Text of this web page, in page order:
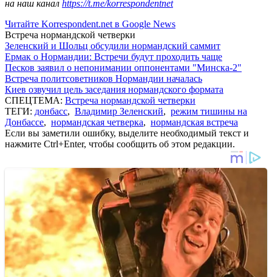
на наш канал https://t.me/korrespondentnet
Читайте Korrespondent.net в Google News
Встреча нормандской четверки
Зеленский и Шольц обсудили нормандский саммит
Ермак о Нормандии: Встречи будут проходить чаще
Песков заявил о непонимании оппонентами "Минска-2"
Встреча политсоветников Нормандии началась
Киев озвучил цель заседания нормандского формата
СПЕЦТЕМА: Встреча нормандской четверки
ТЕГИ: донбасс, Владимир Зеленский, режим тишины на
Донбассе, нормандская четверка, нормандская встреча
Если вы заметили ошибку, выделите необходимый текст и
нажмите Ctrl+Enter, чтобы сообщить об этом редакции.